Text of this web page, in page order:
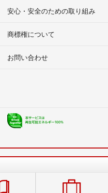
安心・安全のための取り組み
商標権について
お問い合わせ